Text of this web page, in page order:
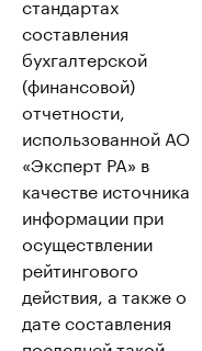
составления
бухгалтерской
(финансовой)
отчетности,
использованной АО
«Эксперт РА» в
качестве источника
информации при
осуществлении
рейтингового
действия, а также о
дате составления